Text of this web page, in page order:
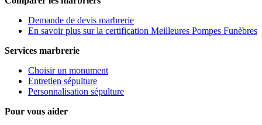
Demande de devis marbrerie
En savoir plus sur la certification Meilleures Pompes Funèbres
Services marbrerie
Choisir un monument
Entretien sépulture
Personnalisation sépulture
Pour vous aider